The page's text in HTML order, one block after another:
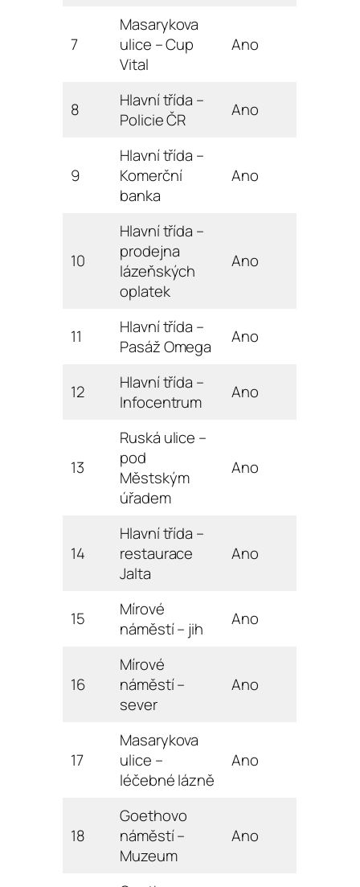
7
Masarykova
ulice – Cup
Vital
Ano
8
Hlavní třída –
Policie ČR
Ano
9
Hlavní třída –
Komerční
banka
Ano
10
Hlavní třída –
prodejna
lázeňských
oplatek
Ano
11
Hlavní třída –
Pasáž Omega
Ano
12
Hlavní třída –
Infocentrum
Ano
13
Ruská ulice –
pod
Městským
úřadem
Ano
14
Hlavní třída –
restaurace
Jalta
Ano
15
Mírové
náměstí – jih
Ano
16
Mírové
náměstí –
sever
Ano
17
Masarykova
ulice –
léčebné lázně
Ano
18
Goethovo
náměstí –
Muzeum
Ano